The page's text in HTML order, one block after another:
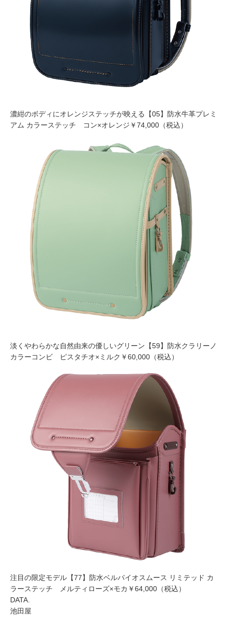
濃紺のボディにオレンジステッチが映える【05】防水牛革プレミ
アム カラーステッチ コン×オレンジ￥74,000（税込）
淡くやわらかな自然由来の優しいグリーン【59】防水クラリーノ
カラーコンビ ピスタチオ×ミルク￥60,000（税込）
注目の限定モデル【77】防水ベルバイオスムース リミテッド カ
ラーステッチ メルティローズ×モカ￥64,000（税込）
DATA.
池田屋